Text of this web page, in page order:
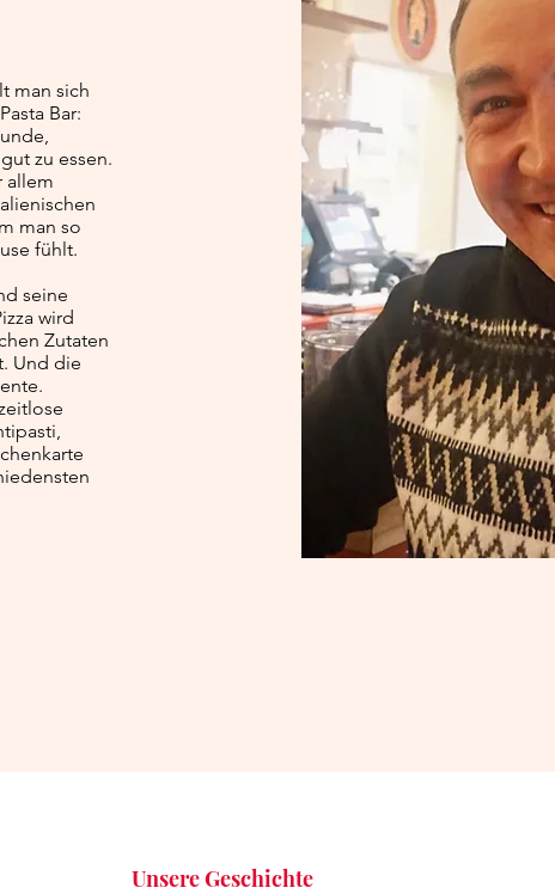
man sich
Bar:
zu essen.
allem
man so
fühlt.
seine
wird
Zutaten
Und die
Unsere Geschichte